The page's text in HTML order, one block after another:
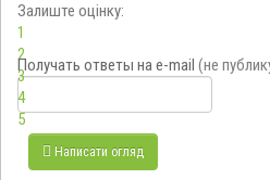
Залиште оцінку:
1
2
3
4
5
Получать ответы на e-mail (не
Написати огляд